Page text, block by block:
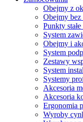
Obejmy z
Obejmy bez
Punkty
System
Obejmy i
System
Zestawy
System
Systemy
Akcesoria
Akcesoria
Ergonomia
Wyroby